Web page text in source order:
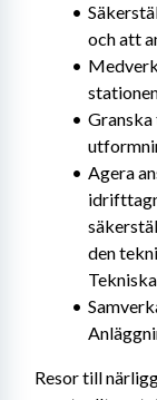
och att
Agera
den
Resor till